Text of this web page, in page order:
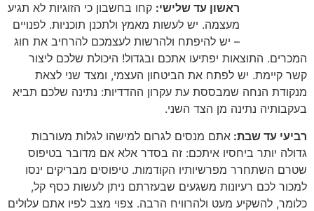
ראשון עד שלישי: קחו בחשבון כי הזוגיות לא תגיע
מעצמה. יש לעשות מאמץ ולתכנן תוכניות. לפנויים
– יש להיפתח ולהרשות לעצמכם להרחיב את חוג
המכרים. התוצאות יפתיעו אתכם ובגדול! היכולת שלכם ליצור
קשר קיימת. יש לפתח את הביטחון העצמי, ומצד שני לצאת
מנקודת הנחה שמבססת עת עקרון ההדדיות: נתינה שלכם תביא
בעקבותיה נתינה מן הצד השני.
רביעי עד שבת: אתם מנסים לגרום למישהו לגלות מעורבות
גדולה יותר ביחסיו איתכם: זה בסדר אלא אם מדובר בטיפוס
שטרם השתחרר מפרשיותיו הקודמות. טיפוסים מבריקים ינסו
למכור לכם רעיונות משגעים שבעזרתם ניתן לעשות כסף קל,
כלומר, להשקיע מעט ולהרוויח הרבה. צפוי מצב לפיו אתם עלולים